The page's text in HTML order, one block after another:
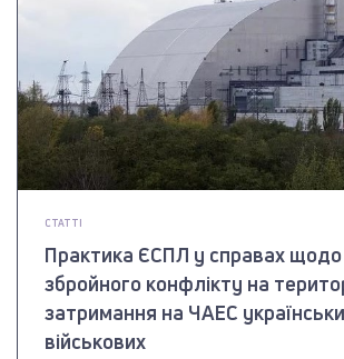
СТАТТІ
Практика ЄСПЛ у справах щодо
збройного конфлікту на
затримання на ЧАЕС
військових